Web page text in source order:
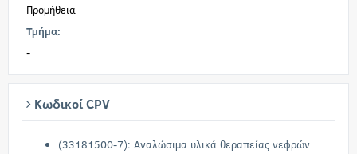
Προμήθεια
Τμήμα:
-
Κωδικοί CPV
(33181500-7): Αναλώσιμα υλικά θεραπείας νεφρών